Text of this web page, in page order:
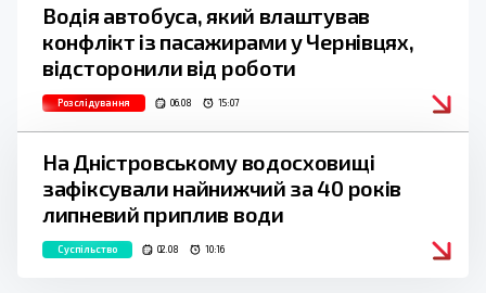
Водія автобуса, який влаштував
конфлікт із пасажирами у Чернівцях,
відсторонили від роботи
Розслідування 06.08 15:07
На Дністровському водосховищі
зафіксували найнижчий за 40 років
липневий приплив води
Суспільство 02.08 10:16